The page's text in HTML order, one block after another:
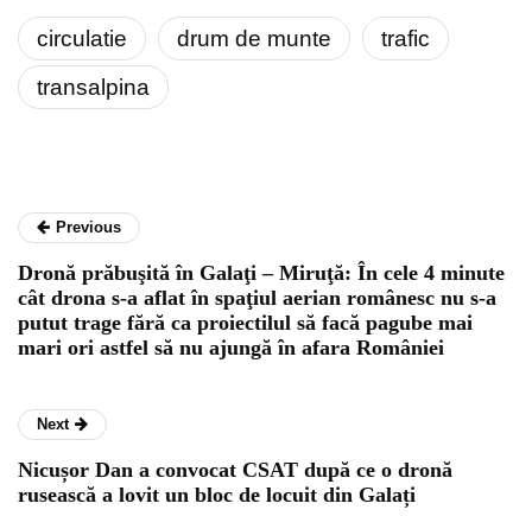
circulatie drum de munte
trafic
transalpina
Previous
Dronă prăbuşită în Galaţi – Miruţă: În cele 4 minute
cât drona s-a aflat în spaţiul aerian românesc nu s-a
putut trage fără ca proiectilul să facă pagube mai
mari ori astfel să nu ajungă în afara României
Next
Nicușor Dan a convocat CSAT după ce o dronă
rusească a lovit un bloc de locuit din Galați